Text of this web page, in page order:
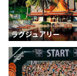
ラグジュアリー